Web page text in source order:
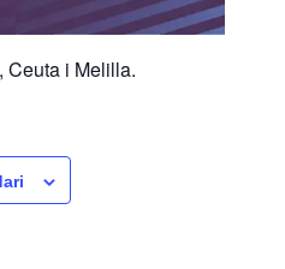
Ceuta i Melilla.